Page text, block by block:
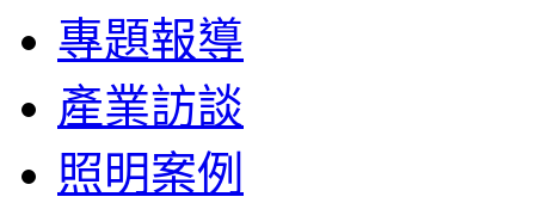
專題報導
產業訪談
照明案例